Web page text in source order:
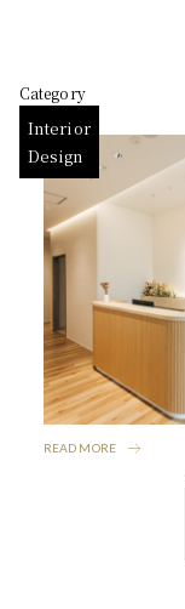
Category
Interior
Design
READ MORE